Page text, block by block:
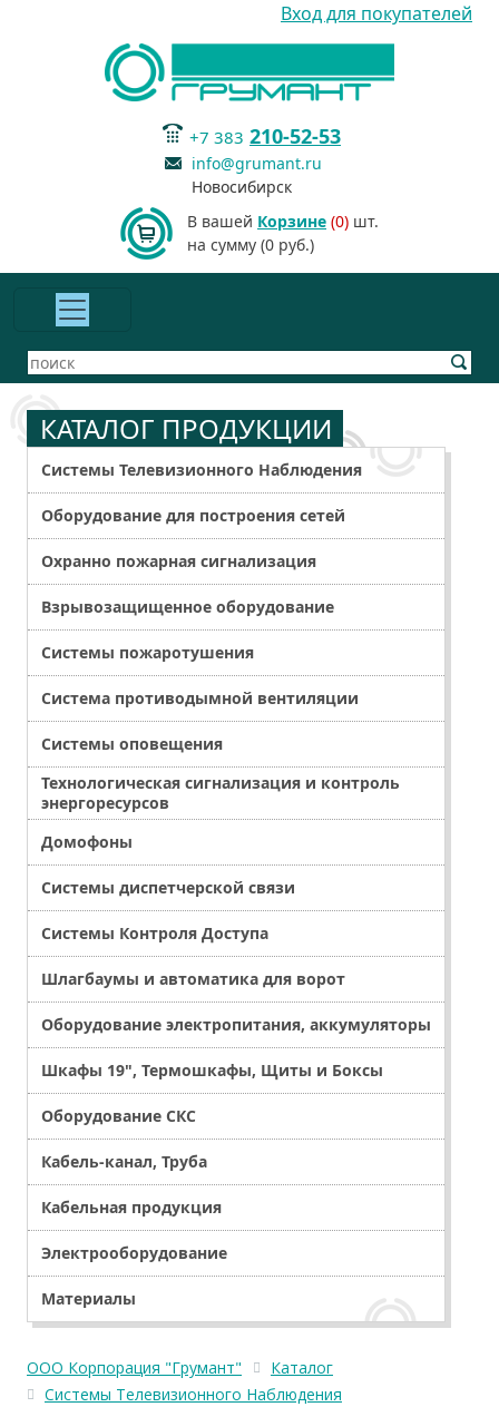
Вход для покупателей
+7 383 210-52-53
info@grumant.ru
Новосибирск
В вашей Корзине (0) шт.
на сумму (0 руб.)
КАТАЛОГ ПРОДУКЦИИ
Системы Телевизионного Наблюдения
Оборудование для построения сетей
Охранно пожарная сигнализация
Взрывозащищенное оборудование
Системы пожаротушения
Система противодымной вентиляции
Системы оповещения
Технологическая сигнализация и контроль
энергоресурсов
Домофоны
Системы диспетчерской связи
Системы Контроля Доступа
Шлагбаумы и автоматика для ворот
Оборудование электропитания, аккумуляторы
Шкафы 19", Термошкафы, Щиты и Боксы
Оборудование СКС
Кабель-канал, Труба
Кабельная продукция
Электрооборудование
Материалы
ООО Корпорация "Грумант"
Каталог
Системы Телевизионного Наблюдения